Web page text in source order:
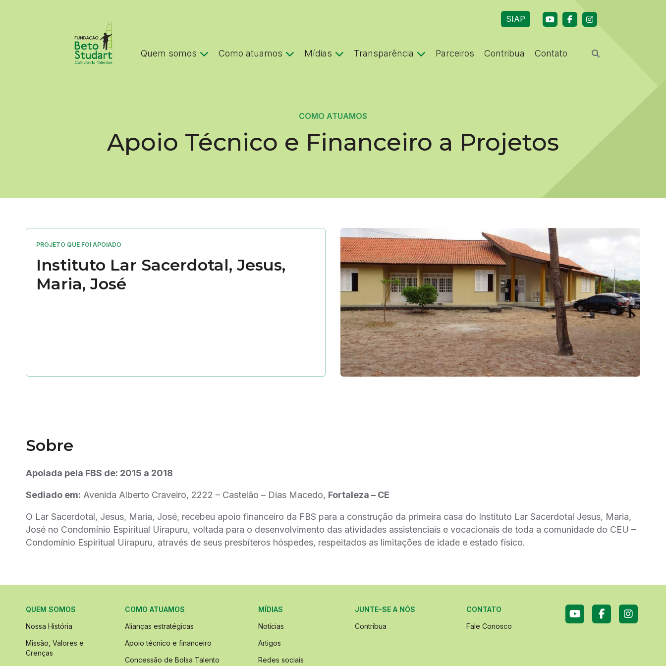
SIAP
Quem somos Como atuamos Mídias Transparência Parceiros Contribua Contato
COMO ATUAMOS
Apoio Técnico e Financeiro a Projetos
PROJETO QUE FOI APOIADO
Instituto Lar Sacerdotal, Jesus,
Maria, José
Sobre
Apoiada pela FBS de: 2015 a 2018
Sediado em: Avenida Alberto Craveiro, 2222 – Castelão – Dias Macedo, Fortaleza – CE
O Lar Sacerdotal, Jesus, Maria, José, recebeu apoio financeiro da FBS para a construção da primeira casa do Instituto Lar Sacerdotal Jesus, Maria,
José no Condomínio Espiritual Uirapuru, voltada para o desenvolvimento das atividades assistenciais e vocacionais de toda a comunidade do CEU –
Condomínio Espiritual Uirapuru, através de seus presbíteros hóspedes, respeitados as limitações de idade e estado físico.
QUEM SOMOS
Nossa História
Missão, Valores e
Crenças
COMO ATUAMOS
Alianças estratégicas
Apoio técnico e financeiro
Concessão de Bolsa Talento
MÍDIAS
Notícias
Artigos
Redes sociais
JUNTE-SE A NÓS
Contribua
CONTATO
Fale Conosco